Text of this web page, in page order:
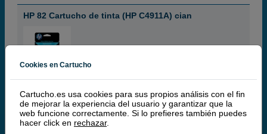
HP 82 Cartucho de tinta (HP C4911A) cian
cian
69 ml
3.200 páginas
Cookies en Cartucho
Cartucho.es usa cookies para sus propios análisis con el fin
de mejorar la experiencia del usuario y garantizar que la
web funcione correctamente. Si lo prefieres también puedes
hacer click en rechazar.